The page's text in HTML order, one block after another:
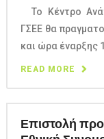
Το Κέντρο
ΓΣΕΕ θα
και ώρα έναρξης
READ MORE
Επιστολή